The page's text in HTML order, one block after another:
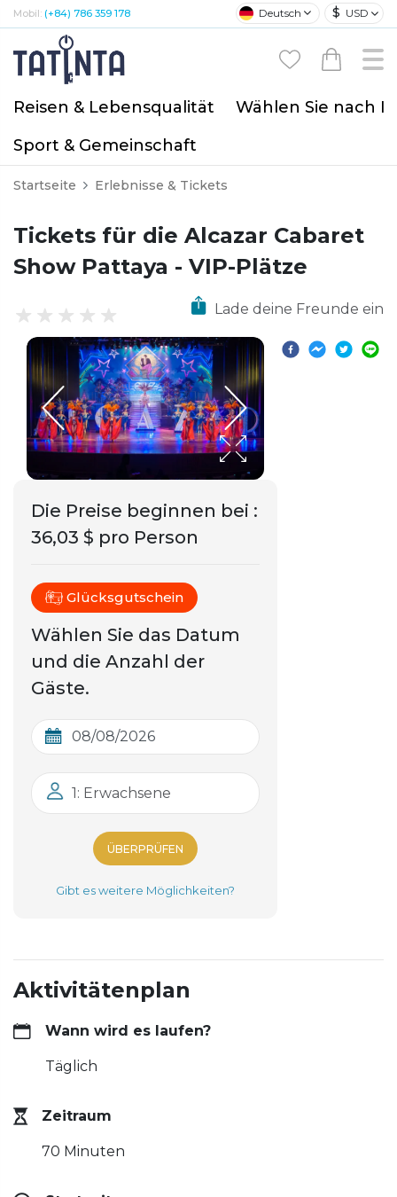
Mobil: (+84) 786 359 178 Deutsch $ USD
Reisen & Lebensqualität
Wählen Sie nach
Sport & Gemeinschaft
Startseite Erlebnisse & Tickets
Tickets für die Alcazar Cabaret
Show Pattaya - VIP-Plätze
Lade deine Freunde ein
Die Preise beginnen bei :
36,03 $ pro Person
Glücksgutschein
Wählen Sie das Datum
und die Anzahl der
Gäste.
1: Erwachsene
ÜBERPRÜFEN
Gibt es weitere Möglichkeiten?
Aktivitätenplan
Wann wird es laufen?
Täglich
Zeitraum
70 Minuten